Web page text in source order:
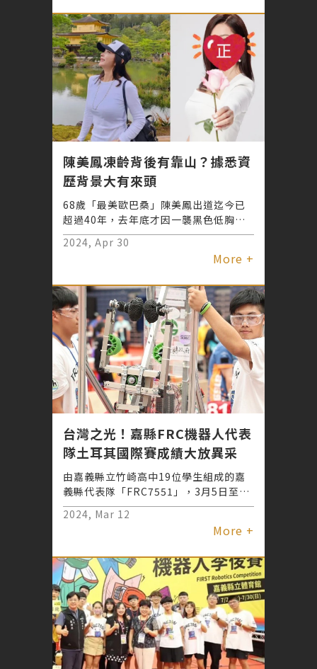
專業皮膚科醫師的解析建議，帶你了解新
興崛起的醫美療程，如何以簡單快速、持
久高效、新生美肌力，展現水亮飽滿的夏
日立體美顏。
陳美鳳凍齡背後有靠山？據悉資
歷背景大有來頭
68歲「最美歐巴桑」陳美鳳出道迄今已
超過40年，去年底才因一襲黑色低胸西
裝短裙搭配黑色網襪，加上顯眼的粉色短
髮，震驚一票網友，甚至讓人誤以為是韓
國女團成員。日前與家人同遊大阪，在臉
怎麼連工作外的私人行程狀態都這麼好，
也有人打趣問這逆齡程度不會讓全家人的
輩份都亂了套嗎？
2024, Apr 30
More +
台灣之光！嘉縣FRC機器人代表
隊土耳其國際賽成績大放異采
由嘉義縣立竹崎高中19位學生組成的嘉
義縣代表隊「FRC7551」，3月5日至10
日參加由土耳其福斯汽車競技場舉辦的
「2024 FRC Ístanbul Regional及
2024 FRC Bosphorus Regional」，
排名賽更獲第一名，這次可以在國際賽大
放異采，顯見在縣府攜手民間贊助經費及
團隊與教授討論改良後的機器人，能量提
升滿載。 縣長翁章梁表示，恭喜這群孩
子們用勇敢超越，追求更好的態度，爭取
到隊史最佳成績，同時也感謝每個與縣府
攜手贊助嘉義縣代表隊FRC7551的單
2024, Mar 12
More +